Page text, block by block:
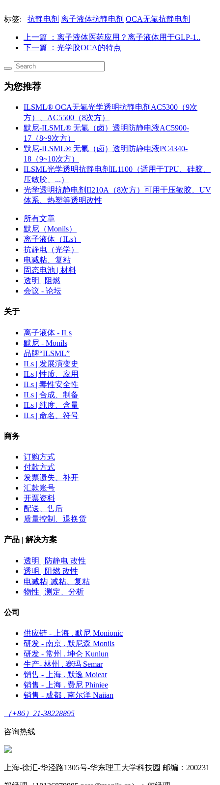
标签: 抗静电剂 离子液体抗静电剂 OCA无氟抗静电剂
上一篇
：离子液体医药应用？离子液体用于GLP-1..
下一篇
：光学胶OCA的特点
为您推荐
ILSML® OCA无氟光学透明抗静电剂AC5300（9次
方）、AC5500（8次方）
默尼-ILSML® 无氟（卤）透明防静电液AC5900-
17（8~9次方）
默尼-ILSML® 无氟（卤）透明防静电液PC4340-
18（9~10次方）
ILSML光学透明抗静电剂IL1100（适用于TPU、硅胶、
压敏胶、...）
光学透明抗静电剂II210A（8次方）可用于压敏胶、UV
体系、热塑等透明改性
所有文章
默尼（Monils）
离子液体（ILs）
抗静电（光学）
电减粘、复粘
固态电池 | 材料
透明 | 阻燃
会议 - 论坛
关于
离子液体 - ILs
默尼 - Monils
品牌“ILSML”
ILs | 发展演变史
ILs | 性质、应用
ILs | 毒性安全性
ILs | 合成、制备
ILs | 纯度、含量
ILs | 命名、符号
商务
订购方式
付款方式
发票遗失、补开
汇款账号
开票资料
配送、售后
质量控制、退换货
产品 | 解决方案
透明 | 防静电 改性
透明 | 阻燃 改性
电减粘| 减粘、复粘
物性 | 测定、分析
公司
供应链 - 上海 . 默尼 Monionic
研发 - 南京 . 默尼森 Monils
研发 - 常州 . 坤仑 Kunlun
生产- 林州 . 赛玛 Semar
销售 - 上海 . 默逸 Moiear
销售 - 上海 . 费尼 Phiniee
销售 - 成都 . 南尔洋 Naiian
（+86）21-38228895
咨询热线
上海-徐汇-华泾路1305号-华东理工大学科技园 邮编：200231